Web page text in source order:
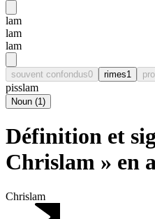
lam
lam
lam
souvent confondus0 rimes1
pisslam
Noun (1)
Définition et
Chrislam » en
Chrislam